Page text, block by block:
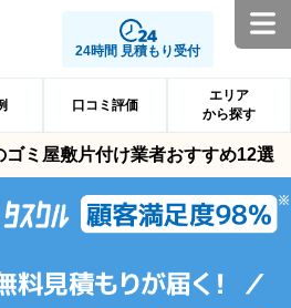
24時間 見積もり受付
口コミ評価
エリア
から探す
ミ屋敷片付け業者おすすめ12選